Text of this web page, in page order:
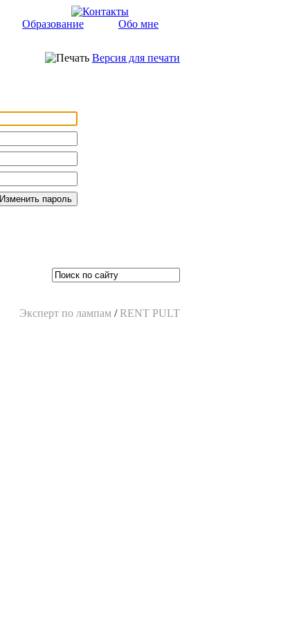
Образование
Обо мне
Версия для печати
Эксперт по лампам /RENT PULT